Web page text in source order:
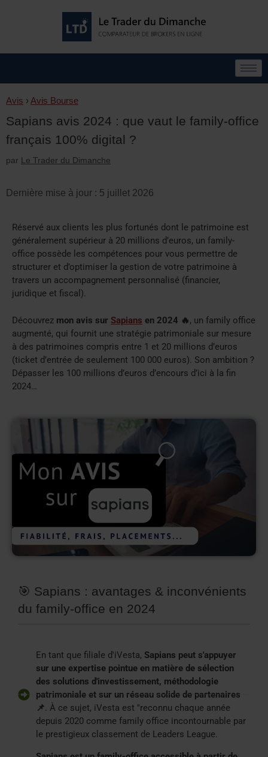
Avis › Avis Bourse
Sapians avis 2024 : que vaut le family-office
français 100% digital ?
par Le Trader du Dimanche
Dernière mise à jour : 5 juillet 2026
Réservé aux clients les plus fortunés dont le patrimoine est
généralement supérieur à 20 millions d’euros, un family-
office possède les compétences pour vous permettre de
structurer et d’optimiser la gestion de votre patrimoine à
travers un accompagnement personnalisé (financier,
juridique et fiscal).
Découvrez mon avis sur Sapians en 2024 🔥, un family office
augmenté, qui fournit une stratégie patrimoniale sur mesure
à des patrimoines compris entre 1 et 20 millions d’euros
(ticket d’entrée de seulement 100 000 euros). Son ambition ?
Dépasser les 100 millions d’euros d’encours d’ici à la fin
2024…
🎯 Sapians : avantages & inconvénients
du family-office en 2024
En tant que filiale d'iVesta, Sapians peut s'appuyer
sur une expertise pointue en matière de sélection
des solutions d'investissement, méthodologie
patrimoniale et sur un réseau solide de partenaires
📌. À ce sujet, iVesta est "reconnu chaque année
depuis 2020 comme family office incontournable par
le prestigieux classement de Leaders League.